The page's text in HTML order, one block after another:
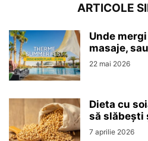
ARTICOLE
Unde
masaje,
22 mai 2026
Dieta cu
să slăbești
7 aprilie 2026